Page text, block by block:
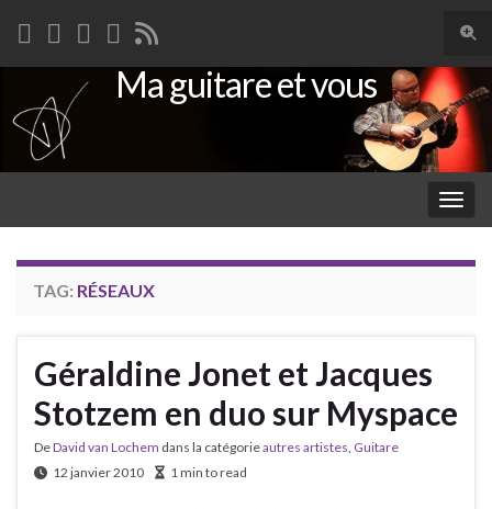
Search for:
Ma guitare et vous
TAG: RÉSEAUX
Géraldine Jonet et Jacques
Stotzem en duo sur Myspace
DeDavid van Lochem dans la catégorieautres artistes Guitare
12 janvier 2010
1 min to read